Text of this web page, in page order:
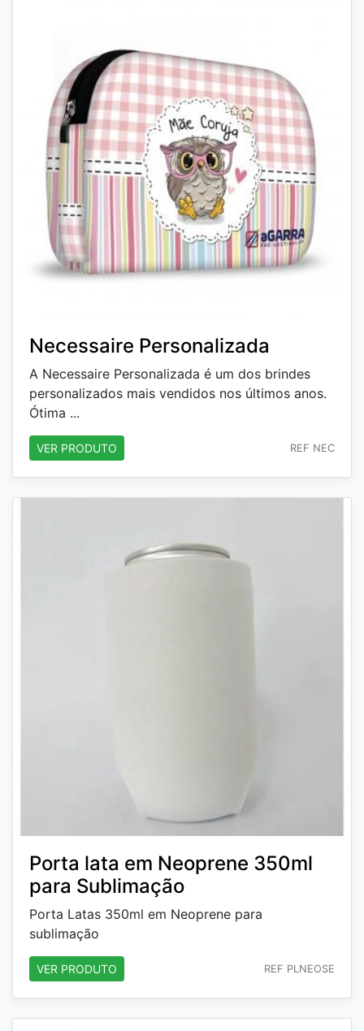
Necessaire Personalizada
A Necessaire Personalizada é um dos brindes
personalizados mais vendidos nos últimos anos.
Ótima ...
VER PRODUTO REF NEC
Porta lata em Neoprene 350ml
para Sublimação
Porta Latas 350ml em Neoprene para
sublimação
VER PRODUTO REF PLNEOSE